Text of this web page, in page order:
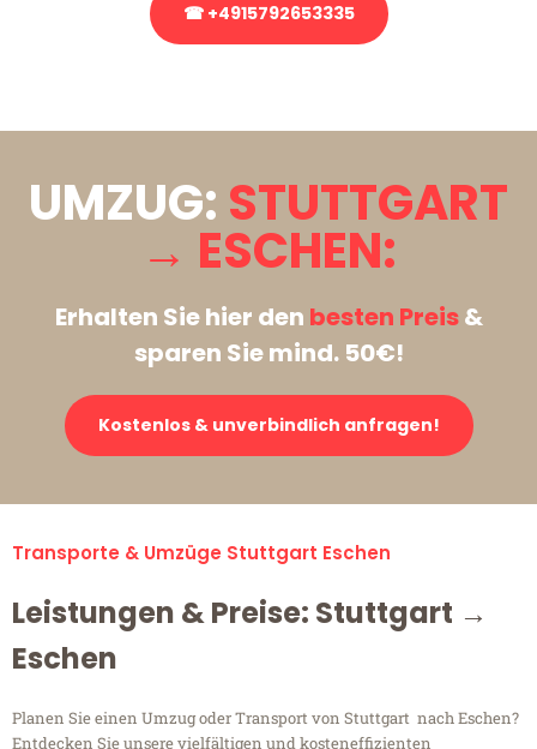
☎ +4915792653335
UMZUG: STUTTGART
→ ESCHEN:
Erhalten Sie hier den besten Preis&
sparen Sie mind. 50€!
Kostenlos & unverbindlich anfragen!
Transporte & Umzüge Stuttgart Eschen
Leistungen & Preise: Stuttgart →
Eschen
Planen Sie einen Umzug oder Transport von Stuttgart nach Eschen?
Entdecken Sie unsere vielfältigen und kosteneffizienten